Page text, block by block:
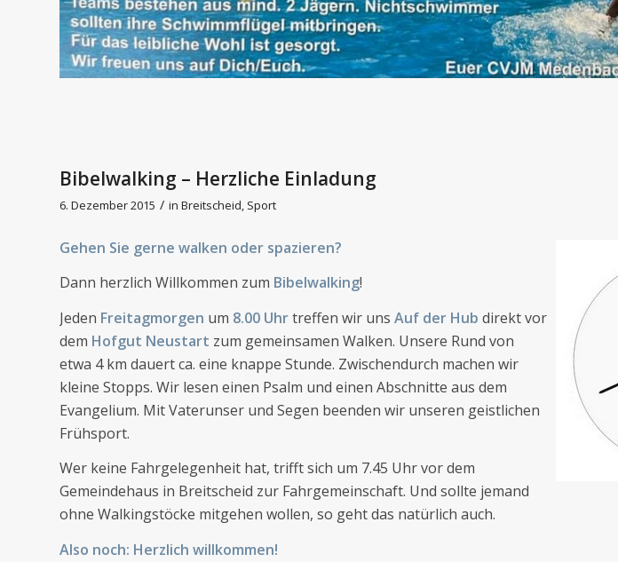
Bibelwalking – Herzliche Einladung
6. Dezember 2015 / in Breitscheid, Sport
Gehen Sie gerne walken oder spazieren?
Dann herzlich Willkommen zum Bibelwalking!
Jeden Freitagmorgen um 8.00 Uhrtreffen wir uns Auf der Hub direkt vor
dem Hofgut Neustart zum gemeinsamen Walken. Unsere Rund von
etwa 4 km dauert ca. eine knappe Stunde. Zwischendurch machen wir
kleine Stopps. Wir lesen einen Psalm und einen Abschnitte aus dem
Evangelium. Mit Vaterunser und Segen beenden wir unseren geistlichen
Frühsport.
Wer keine Fahrgelegenheit hat, trifft sich um 7.45 Uhr vor dem
Gemeindehaus in Breitscheid zur Fahrgemeinschaft. Und sollte jemand
ohne Walkingstöcke mitgehen wollen, so geht das natürlich auch.
Also noch: Herzlich willkommen!